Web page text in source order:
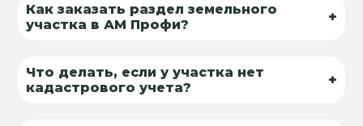
Как заказать раздел земельного
участка в АМ Профи?
+
Что делать, если у участка нет
кадастрового учета?
+